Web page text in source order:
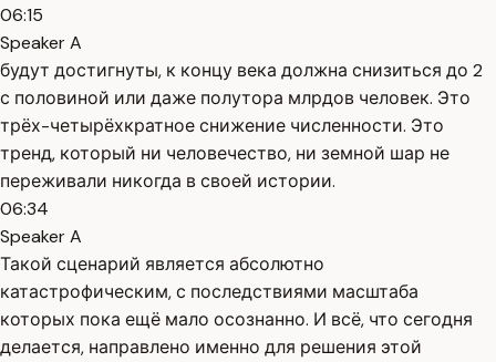
06:15
Speaker A
будут достигнуты, к концу века должна снизиться до 2
с половиной или даже полутора млрдов человек. Это
трёх-четырёхкратное снижение численности. Это
тренд, который ни человечество, ни земной шар не
переживали никогда в своей истории.
06:34
Speaker A
Такой сценарий является абсолютно
катастрофическим, с последствиями масштаба
которых пока ещё мало осознанно. И всё, что сегодня
делается, направлено именно для решения этой